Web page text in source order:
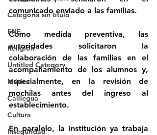
Categoría sin título
FNE
Religión
Untitled Category
Música
Calilegua
Cultura
Inseguridad
comunicado enviado a las familias.
Como medida preventiva, las
autoridades solicitaron la
colaboración de las familias en el
acompañamiento de los alumnos y,
especialmente, en la revisión de
mochilas antes del ingreso al
establecimiento.
En paralelo, la institución ya trabaja